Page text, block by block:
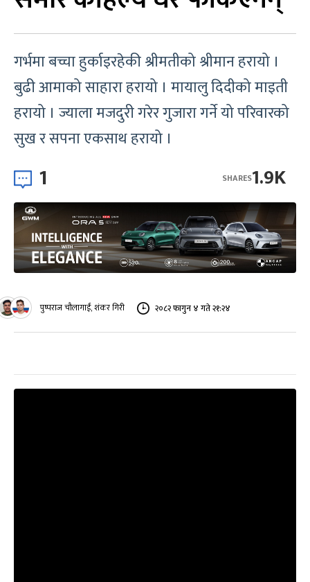
गर्भमा बच्चा हुर्काइरहेकी श्रीमतीको श्रीमान हरायो ।
बुढी आमाको साहारा हरायो । मायालु दिदीको माइती
हरायो । ज्याला मजदुरी गरेर गुजारा गर्ने यो परिवारको
सुख र सपना एकसाथ हरायो ।
1 1.9K
SHARES
पुष्पराज चौलागाईं, शंकर गिरी २०८२ फागुन ४ गते २१:२४